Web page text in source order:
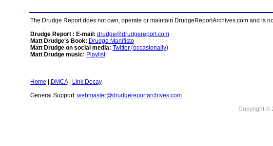
The Drudge Report does not own, operate or maintain DrudgeReportArchives.com and is
Drudge Report : E-mail: drudge@drudgereport.com
Matt Drudge's Book: Drudge Manifisto
Matt Drudge on social media: Twitter (occasionally)
Matt Drudge music: Playlist
Home DMCA|
Link Decay
General Support: webmaster@drudgereportarchives.com
Copyright ©